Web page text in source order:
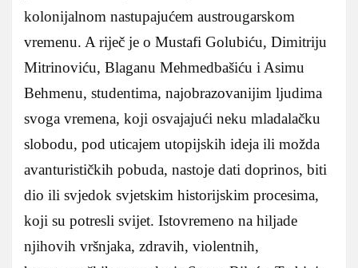
kolonijalnom nastupajućem austrougarskom
vremenu. A riječ je o Mustafi Golubiću, Dimitriju
Mitrinoviću, Blaganu Mehmedbašiću i Asimu
Behmenu, studentima, najobrazovanijim ljudima
svoga vremena, koji osvajajući neku mladalačku
slobodu, pod uticajem utopijskih ideja ili možda
avanturističkih pobuda, nastoje dati doprinos, biti
dio ili svjedok svjetskim historijskim procesima,
koji su potresli svijet. Istovremeno na hiljade
njihovih vršnjaka, zdravih, violentnih,